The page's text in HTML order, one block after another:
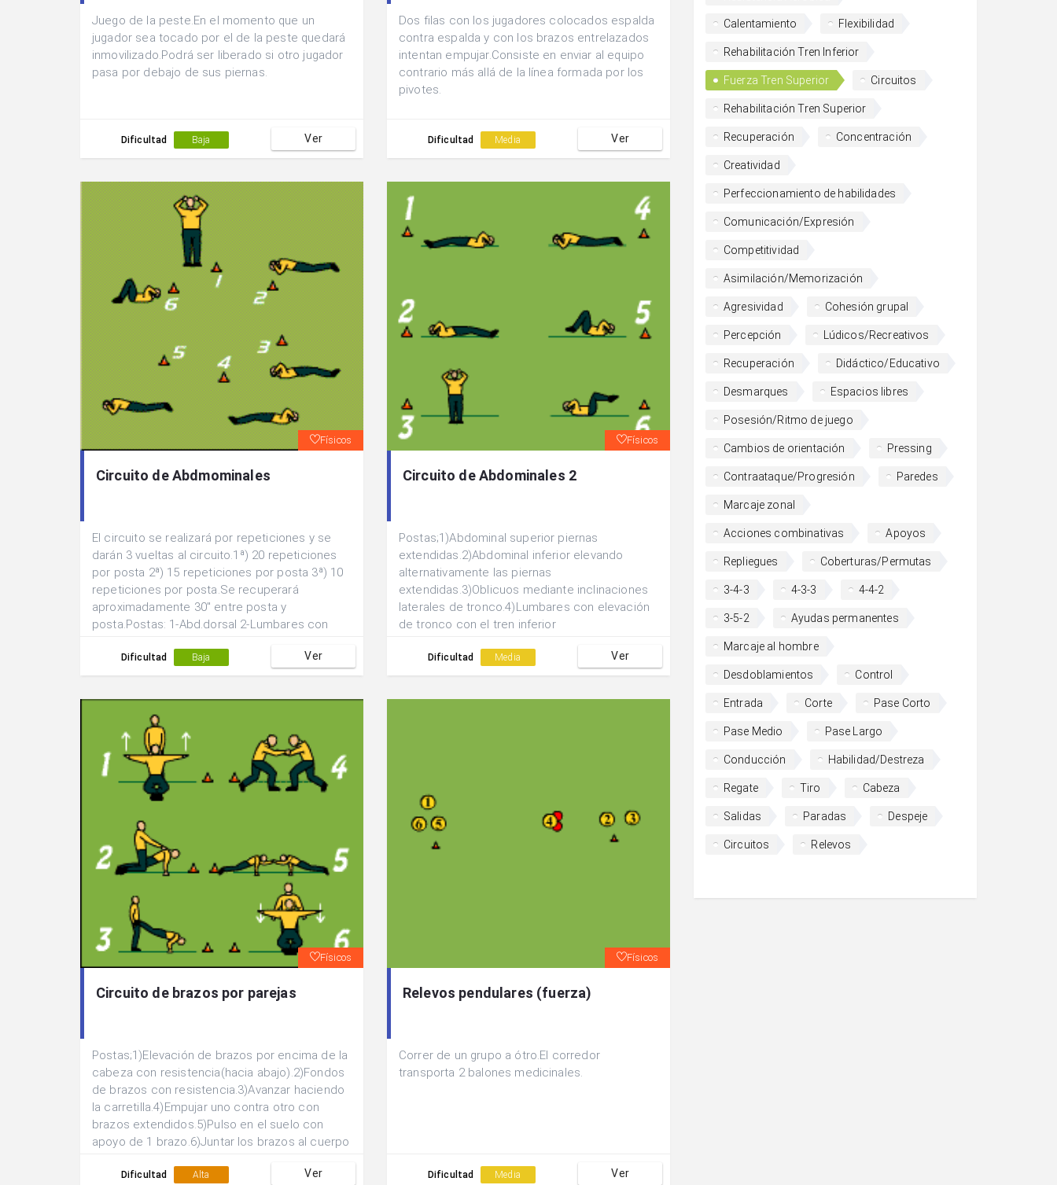
Juego de la peste.En el momento que un
jugador sea tocado por el de la peste quedará
inmovilizado.Podrá ser liberado si otro jugador
pasa por debajo de sus piernas.
Dificultad Baja Ver
Dos filas con los jugadores colocados espalda
contra espalda y con los brazos entrelazados
intentan empujar.Consiste en enviar al equipo
contrario más allá de la línea formada por los
pivotes.
Dificultad Media Ver
Físicos
Circuito de Abdmominales
El circuito se realizará por repeticiones y se
darán 3 vueltas al circuito.1ª) 20 repeticiones
por posta 2ª) 15 repeticiones por posta 3ª) 10
repeticiones por posta.Se recuperará
aproximadamente 30" entre posta y
posta.Postas: 1-Abd.dorsal 2-Lumbares con
elevación de piernas 4-Abd. superior piernas
extendidas 5-Lumbares con elevación de
semiflexionadas.
Dificultad Baja Ver
Físicos
Circuito de Abdominales 2
Postas;1)Abdominal superior piernas
extendidas.2)Abdominal inferior elevando
alternativamente las piernas
extendidas.3)Oblicuos mediante inclinaciones
laterales de tronco.4)Lumbares con elevación
de tronco con el tren inferior
extensión de piernas simultáneamente a ras de
suelo.6)Abdominal superior con elevación de
Dificultad Media Ver
Físicos
Circuito de brazos por parejas
Postas;1)Elevación de brazos por encima de la
cabeza con resistencia(hacia abajo).2)Fondos
de brazos con resistencia.3)Avanzar haciendo
la carretilla.4)Empujar uno contra otro con
brazos extendidos.5)Pulso en el suelo con
apoyo de 1 brazo.6)Juntar los brazos al cuerpo
completas al circuito:1ª)30” de acción 30” de
Dificultad Alta Ver
Físicos
Relevos pendulares (fuerza)
Correr de un grupo a ótro.El corredor
transporta 2 balones medicinales.
Dificultad Media Ver
Calentamiento Flexibilidad
Rehabilitación Tren Inferior
Fuerza Tren Superior Circuitos
Rehabilitación Tren Superior
Recuperación Concentración
Creatividad
Perfeccionamiento de habilidades
Comunicación/Expresión
Competitividad
Asimilación/Memorización
Agresividad Cohesión grupal
Percepción Lúdicos/Recreativos
Recuperación Didáctico/Educativo
Desmarques Espacios libres
Posesión/Ritmo de juego
Cambios de orientación Pressing
Contraataque/Progresión Paredes
Marcaje zonal
Acciones combinativas Apoyos
Repliegues Coberturas/Permutas
3-4-3 4-3-3 4-4-2
3-5-2 Ayudas permanentes
Marcaje al hombre
Desdoblamientos Control
Entrada Corte Pase Corto
Pase Medio Pase Largo
Conducción Habilidad/Destreza
Regate Tiro Cabeza
Salidas Paradas Despeje
Circuitos Relevos